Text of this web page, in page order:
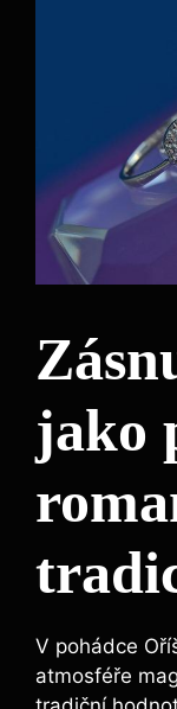
jako
V pohádce
atmosféře